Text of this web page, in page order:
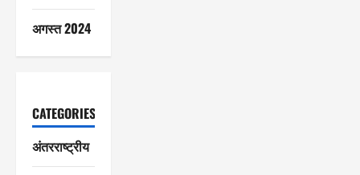
अगस्त 2024
CATEGORIES
अंतरराष्ट्रीय